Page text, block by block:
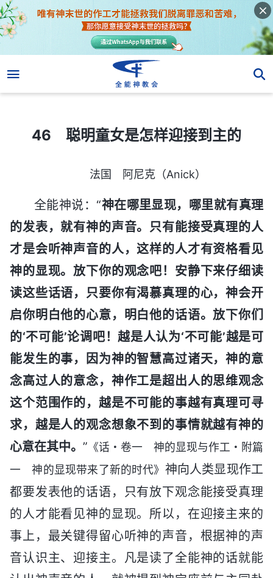
46 聪明童女是怎样迎接到主的
46 聪明童女是怎样迎接到主的
法国 阿尼克（Anick）
全能神说：“神在哪里显现，哪里就有真理
的发表，就有神的声音。只有能接受真理的人
才是会听神声音的人，这样的人才有资格看见
神的显现。放下你的观念吧！安静下来仔细读
读这些话语，只要你有渴慕真理的心，神会开
启你明白他的心意，明白他的话语。放下你们
的‘不可能’论调吧！越是人认为‘不可能’越是可
能发生的事，因为神的智慧高过诸天，神的意
念高过人的意念，神作工是超出人的思维观念
这个范围作的，越是不可能的事越有真理可寻
求，越是人的观念想象不到的事情就越有神的
心意在其中。 ” 《话・卷一 神的显现与作工・附篇
一 神的显现带来了新的时代》 神向人类显现作工
都要发表他的话语，只有放下观念能接受真理
的人才能看见神的显现。所以，在迎接主来的
事上，最关键得留心听神的声音，根据神的声
音认识主、迎接主。凡是读了全能神的话就能